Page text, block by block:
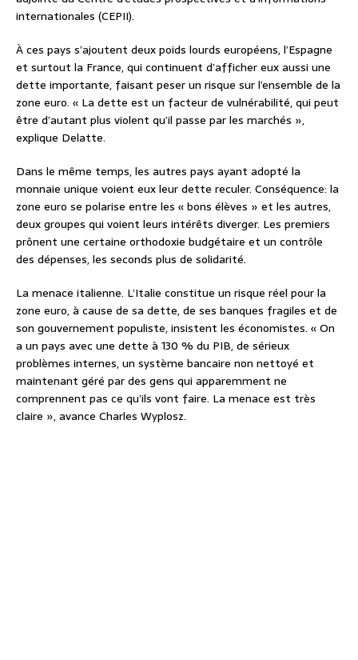
internationales (CEPII).
À ces pays s’ajoutent deux poids lourds européens, l’Espagne
et surtout la France, qui continuent d’afficher eux aussi une
dette importante, faisant peser un risque sur l’ensemble de la
zone euro. « La dette est un facteur de vulnérabilité, qui peut
être d’autant plus violent qu’il passe par les marchés »,
explique Delatte.
Dans le même temps, les autres pays ayant adopté la
monnaie unique voient eux leur dette reculer. Conséquence: la
zone euro se polarise entre les « bons élèves » et les autres,
deux groupes qui voient leurs intérêts diverger. Les premiers
prônent une certaine orthodoxie budgétaire et un contrôle
des dépenses, les seconds plus de solidarité.
La menace italienne. L’Italie constitue un risque réel pour la
zone euro, à cause de sa dette, de ses banques fragiles et de
son gouvernement populiste, insistent les économistes. « On
a un pays avec une dette à 130 % du PIB, de sérieux
problèmes internes, un système bancaire non nettoyé et
maintenant géré par des gens qui apparemment ne
comprennent pas ce qu’ils vont faire. La menace est très
claire », avance Charles Wyplosz.